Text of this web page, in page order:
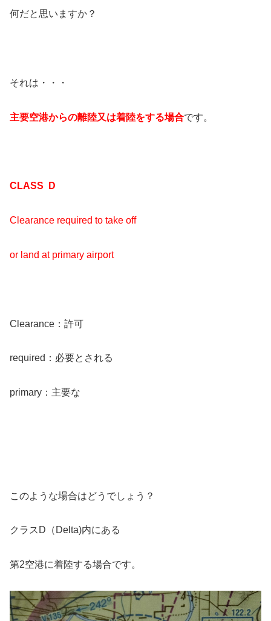
何だと思いますか？
それは・・・
主要空港からの離陸又は着陸をする場合です。
CLASS D
Clearance required to take off
or land at primary airport
Clearance：許可
required：必要とされる
primary：主要な
このような場合はどうでしょう？
クラスD（Delta)内にある
第2空港に着陸する場合です。